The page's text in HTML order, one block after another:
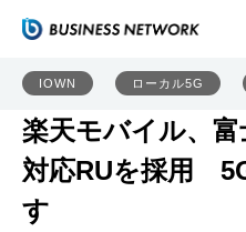
IOWN ローカル5G
楽天モバイル、
対応RUを採用
す